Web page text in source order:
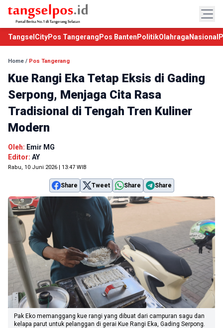
TangselCityPos Tangerang Pos Banten PolitikOlahraga Nasional
Home / Pos Tangerang
Kue Rangi Eka Tetap Eksis di Gading
Serpong, Menjaga Cita Rasa
Tradisional di Tengah Tren Kuliner
Modern
Oleh: Emir MG
Editor: AY
Rabu, 10 Juni 2026 | 13:47 WIB
Share Tweet Share Share
Pak Eko memanggang kue rangi yang dibuat dari campuran sagu dan
kelapa parut untuk pelanggan di gerai Kue Rangi Eka, Gading Serpong.